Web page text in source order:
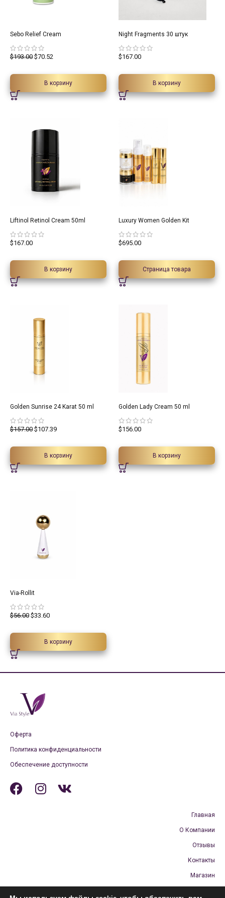
63.46%
Sebo Relief Cream
$193.00 $70.52
В корзину
Night Fragments 30 штук
$167.00
В корзину
Liftinol Retinol Cream 50ml
$167.00
В корзину
Luxury Women Golden Kit
$695.00
Страница товара
31.6%
Golden Sunrise 24 Karat 50 ml
$157.00 $107.39
В корзину
Golden Lady Cream 50 ml
$156.00
В корзину
40%
Via-Rollit
$56.00 $33.60
В корзину
Оферта
Политика конфиденциальности
Обеспечение доступности
Главная
О Компании
Отзывы
Контакты
Магазин